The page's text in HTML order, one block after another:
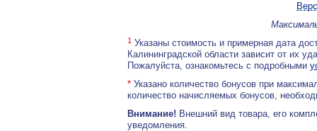
1 Указаны стоимость и примерная дата
Калининградской области зависит от их
Пожалуйста, ознакомьтесь с подробными
* Указано количество бонусов при
количество начисляемых бонусов,
Внимание! Внешний вид товара, его
уведомления.